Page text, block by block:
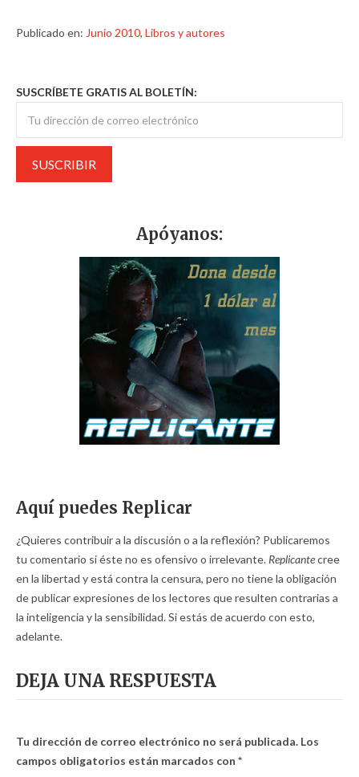
Publicado en: Junio 2010, Libros y autores
SUSCRÍBETE GRATIS AL BOLETÍN:
Apóyanos:
Aquí puedes Replicar
¿Quieres contribuir a la discusión o a la reflexión? Publicaremos
tu comentario si éste no es ofensivo o irrelevante. Replicantecree
en la libertad y está contra la censura, pero no tiene la obligación
de publicar expresiones de los lectores que resulten contrarias a
la inteligencia y la sensibilidad. Si estás de acuerdo con esto,
adelante.
DEJA UNA RESPUESTA
Tu dirección de correo electrónico no será publicada. Los
campos obligatorios están marcados con *